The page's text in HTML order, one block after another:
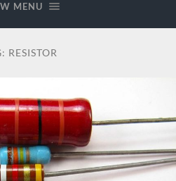
MENU
RESISTOR